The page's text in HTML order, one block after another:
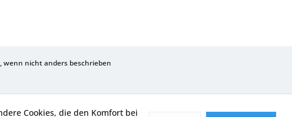
wenn nicht anders beschrieben
Cookies, die den Komfort bei